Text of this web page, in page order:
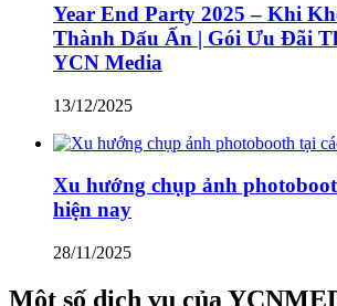
Year End Party 2025 – Khi
Thành Dấu Ấn | Gói Ưu Đãi
YCN Media
13/12/2025
Xu hướng chụp ảnh
hiện nay
28/11/2025
Một số dịch vụ của